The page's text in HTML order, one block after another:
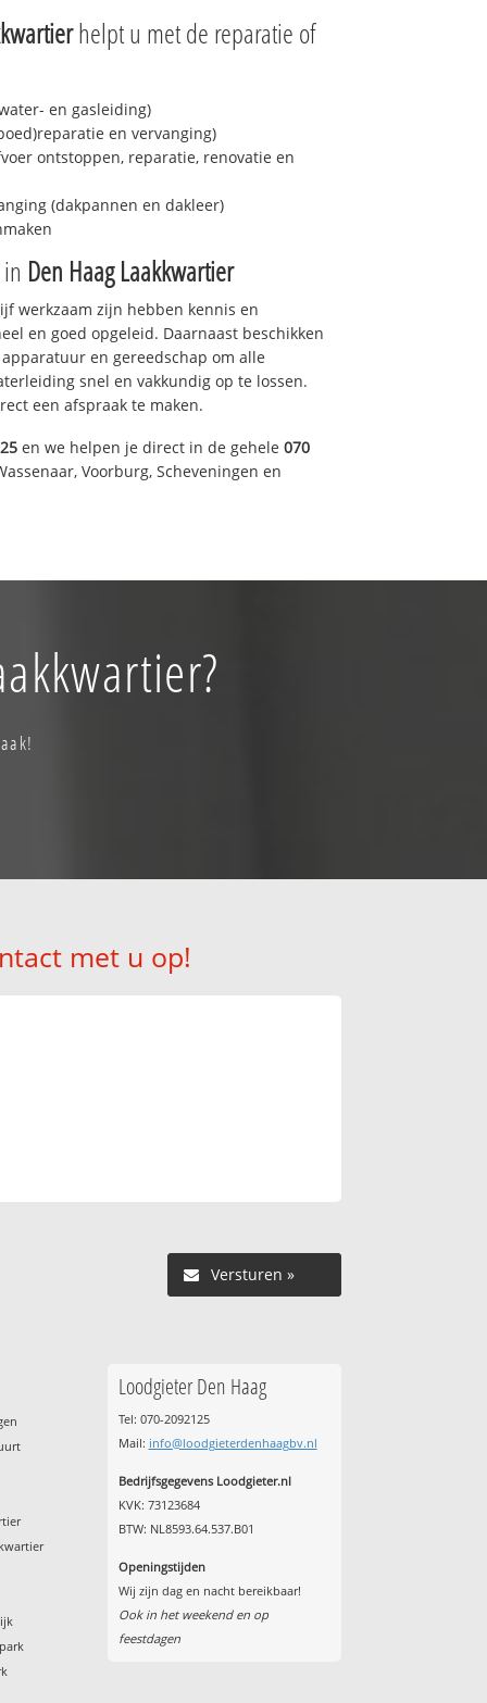
helpt u met de reparatie of
en gasleiding)
en vervanging)
ontstoppen, reparatie, renovatie en
(dakpannen en dakleer)
Den Haag Laakkwartier
werkzaam zijn hebben kennis en
en goed opgeleid. Daarnaast beschikken
en gereedschap om alle
snel en vakkundig op te lossen.
een afspraak te maken.
en we helpen je direct in de gehele 070
Voorburg, Scheveningen en
met u op!
Versturen »
Loodgieter Den Haag
Tel: 070-2092125
Mail: info@loodgieterdenhaagbv.nl
Bedrijfsgegevens Loodgieter.nl
KVK: 73123684
BTW: NL8593.64.537.B01
Openingstijden
Wij zijn dag en nacht bereikbaar!
Ook in het weekend en op
feestdagen